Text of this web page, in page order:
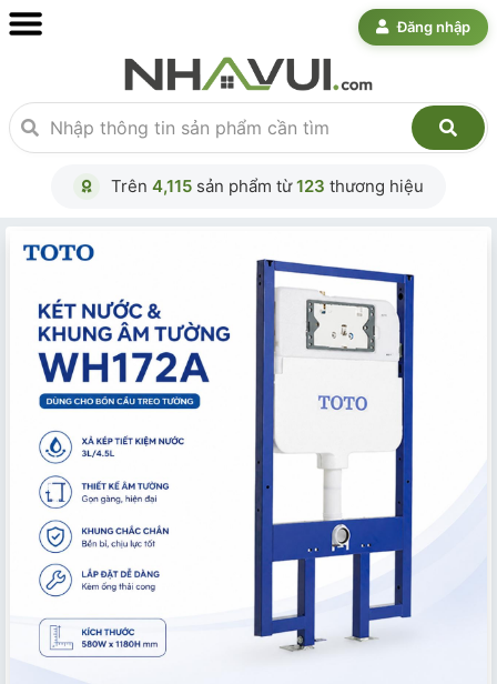
Đăng nhập
Trên 4,115 sản phẩm từ123 thương hiệu